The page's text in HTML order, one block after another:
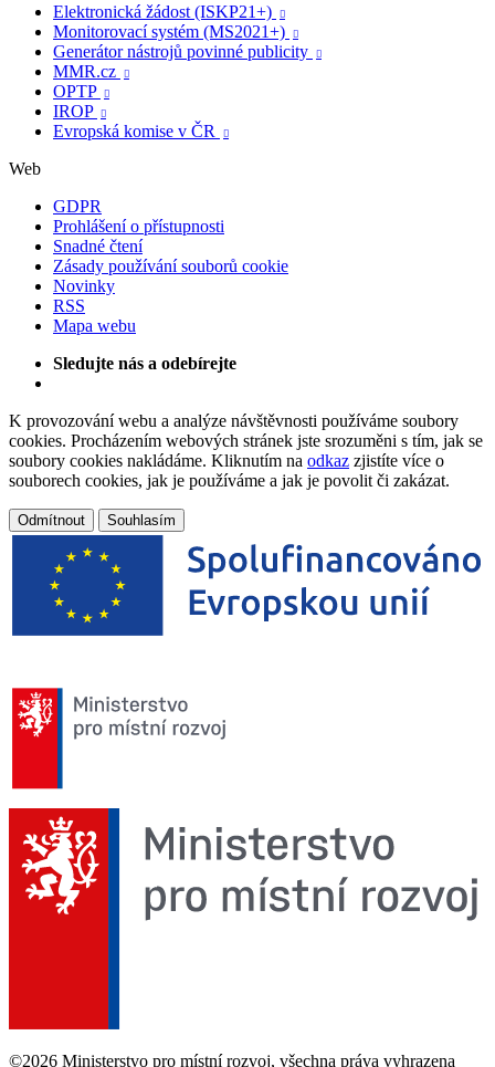
Elektronická žádost (ISKP21+)

Monitorovací systém (MS2021+) 
Generátor nástrojů povinné publicity 
MMR.cz 
OPTP 
IROP 
Evropská komise v ČR 
Web
GDPR
Prohlášení o přístupnosti
Snadné čtení
Zásady používání souborů cookie
Novinky
RSS
Mapa webu
Sledujte nás a odebírejte
K provozování webu a analýze návštěvnosti používáme soubory
cookies. Procházením webových stránek jste srozuměni s tím, jak se
soubory cookies nakládáme. Kliknutím na odkaz zjistíte více o
souborech cookies, jak je používáme a jak je povolit či zakázat.
Odmítnout Souhlasím
©2026 Ministerstvo pro místní rozvoj, všechna práva vyhrazena